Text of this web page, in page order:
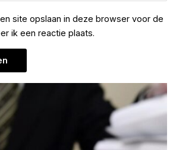
site opslaan in deze browser voor de
ik een reactie plaats.